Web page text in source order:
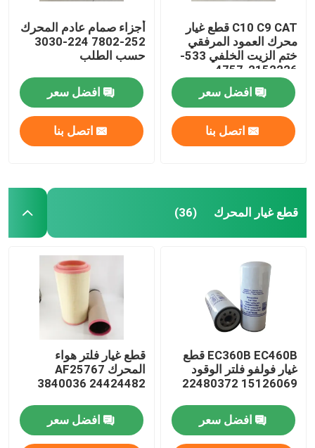
C10 C9 CAT قطع غيار
محرك العمود المرفقي
ختم الزيت الخلفي 533-
2152226-4757
2264757
افضل سعر
اتصل بنا
أجزاء صمام عادم المحرك
252-7802 224-3030
حسب الطلب
افضل سعر
اتصل بنا
قطع غيار المحرك (36)
EC360B EC460B قطع
غيار فولفو فلتر الوقود
15126069 22480372
افضل سعر
قطع غيار فلتر هواء
المحرك AF25767
3840036 24424482
افضل سعر